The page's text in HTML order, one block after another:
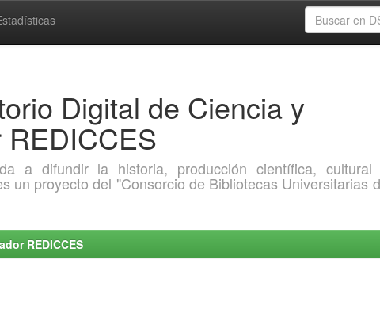
Digital de Ciencia y
a difundir la historia, producción científica, cultural
un proyecto del "Consorcio de Bibliotecas Universitarias
REDICCES